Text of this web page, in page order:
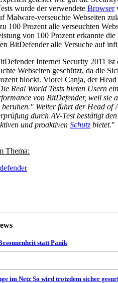
wurde der verwendete Browser
Malware-verseuchte Webseiten
100 Prozent alle verseuchten
von 100 Prozent erkannte
BitDefender alle Versuche auf
Internet Security 2011
Webseiten geschützt, da die
blockt. Viorel Canja, der
Real World Tests bieten Usern
von BitDefender, weil sie
beruhen." Weiter führt der Head
durch AV-Test bestätigt
und proaktiven Schutz bietet."
Thema:
statt Panik
im Netz So wird trotzdem sicher